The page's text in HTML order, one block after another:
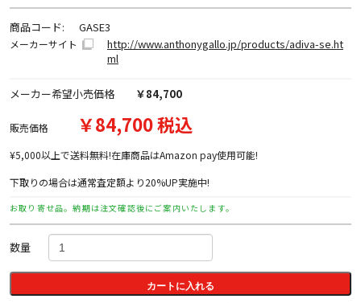
商品コード: GASE3
メーカーサイト
http://www.anthonygallo.jp/products/adiva-se.ht
ml
メーカー希望小売価格 ￥84,700
販売価格 ￥84,700 税込
¥5,000以上で送料無料!在庫商品はAmazon pay使用可能!
下取りの場合は通常査定額より20%UP実施中!
お取り寄せ品。納期は注文確認後にご案内いたします。
数量
カートに入れる